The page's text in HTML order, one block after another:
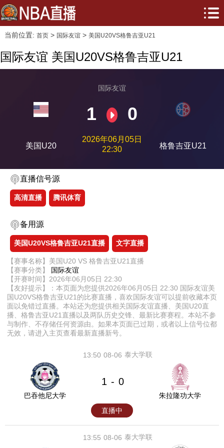
当前位置: 首页> 国际友谊> 美国U20VS格鲁吉亚U21
国际友谊 美国U20VS格鲁吉亚U21
美国U20
国际友谊
1 0
2026年06月05日
22:30
格鲁吉亚U21
直播信号源
高清直播 腾讯体育
备用源
美国U20VS格鲁吉亚U21直播 文字直播
【赛事名称】美国U20 VS 格鲁吉亚U21直播
【赛事分类】 国际友谊
【开赛时间】2026年06月05日 22:30
【友好提示】：本页面为您提供2026年06月05日 22:30 国际友谊美
国U20VS格鲁吉亚U21的比赛直播，喜欢国际友谊可以提前收藏本页
面以免错过直播。本站还为您提供相关国际友谊直播、美国U20直
播、格鲁吉亚U21直播以及两队历史交锋、最新比赛赛程。本站不参
与制作、不存储任何资源由。如果本页面已过期，或者以上信号位都
无效，请进入主页查看最新直播新号。
08-06
13:50 泰大学联
巴吞他尼大学
1 - 0
朱拉隆功大学
直播中
08-06
13:55 泰大学联